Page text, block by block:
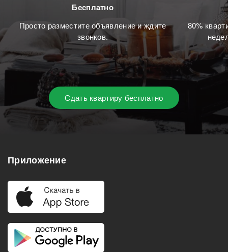
Бесплатно
Просто разместите объявление и ждите
звонков.
80%
Сдать квартиру бесплатно
Приложение